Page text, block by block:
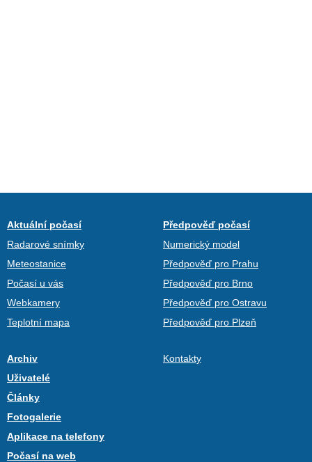
Aktuální počasí
Radarové snímky
Meteostanice
Počasí u vás
Webkamery
Teplotní mapa
Předpověď počasí
Numerický model
Předpověď pro Prahu
Předpověď pro Brno
Předpověď pro Ostravu
Předpověď pro Plzeň
Archiv
Uživatelé
Články
Fotogalerie
Aplikace na telefony
Počasí na web
Kontakty